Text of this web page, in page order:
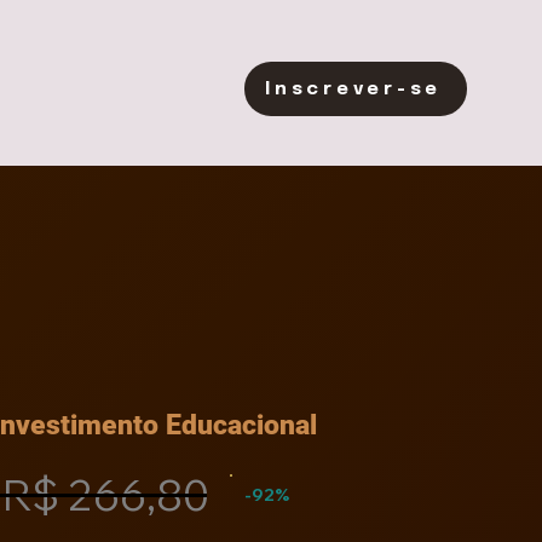
Inscrever-se
Educacional
R$ 266,80 -92%